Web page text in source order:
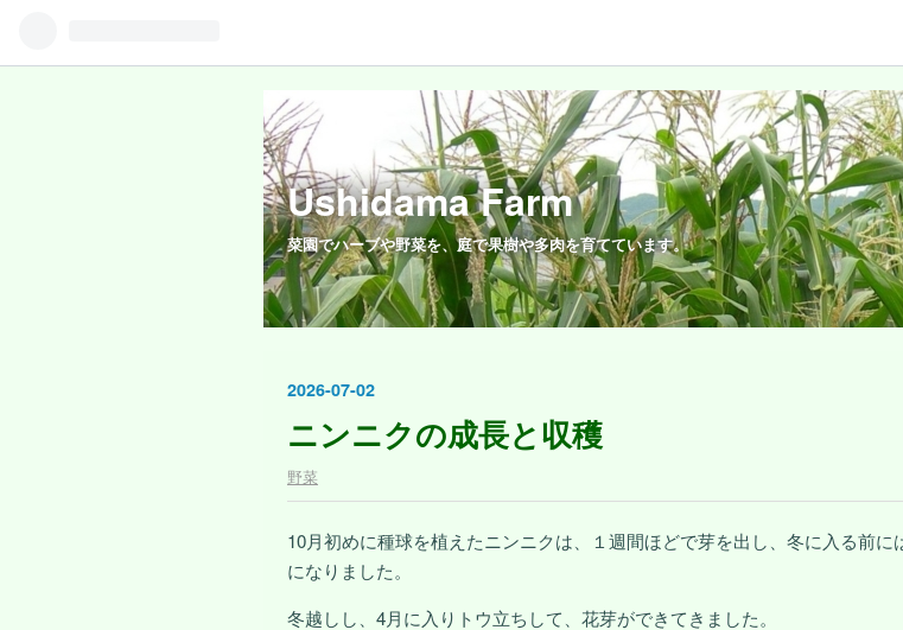
Ushidama Farm
菜園でハーブや野菜を、庭で果樹や多肉を育てています。
2026-07-02
ニンニクの成長と収穫
野菜
10月初めに種球を植えたニンニクは、１週間ほどで芽を出し、冬に入る前に
になりました。
冬越しし、4月に入りトウ立ちして、花芽ができてきました。